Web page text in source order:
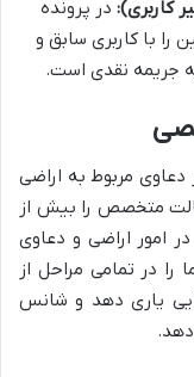
کاربری): در پرونده
را با کاربری سابق و
جریمه نقدی است.
مربوط به اراضی
متخصص را بیش از
امور اراضی و دعاوی
را در تمامی مراحل از
یاری دهد و شانس